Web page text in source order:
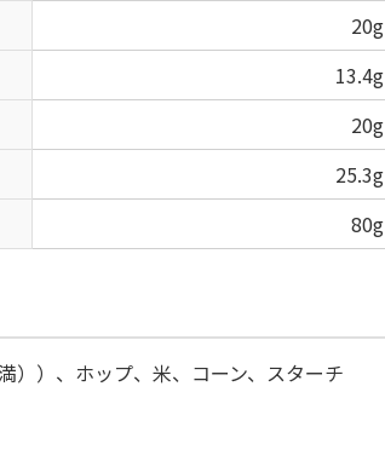
20g
13.4g
20g
25.3g
80g
））、ホップ、米、コーン、スターチ